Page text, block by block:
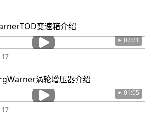
02:21
变速箱介绍
17
01:05
涡轮增压器介绍
17